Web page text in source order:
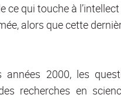
ce qui touche à
alors que cette
2000, les
recherches en